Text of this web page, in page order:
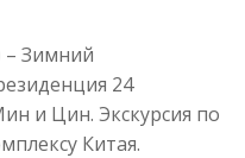
– Зимний
24
и Цин. Экскурсия по
Китая.